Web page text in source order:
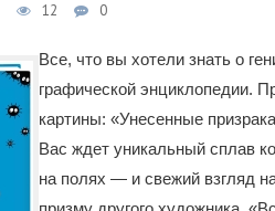
12 0
Все, что вы хотели знать о
графической энциклопедии.
картины: «Унесенные
Вас ждет уникальный сплав
на полях — и свежий взгляд